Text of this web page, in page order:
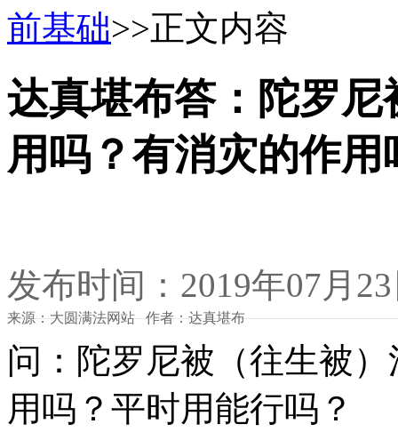
前基础>>正文内容
达真堪布答：陀罗
用吗？有消灾的作
发布时间：2019年07月
来源：大圆满法网站 作者：达真堪布
问：陀罗尼被（往生被
用吗？平时用能行吗？